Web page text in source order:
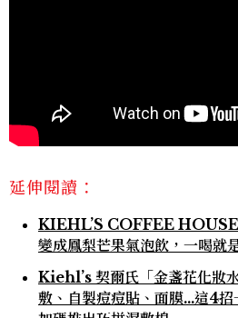
延伸閱讀：
KIEHL’S COFFEE HOUSE
變成鳳梨芒果氣泡飲，一喝就
Kiehl’s 契爾氏「金盞花化妝
敷、自製痘痘貼、面膜…這4